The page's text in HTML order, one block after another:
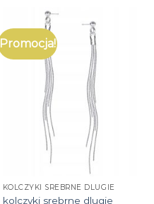
Promocja!
KOLCZYKI SREBRNE DLUGIE
kolczyki srebrne dlugie